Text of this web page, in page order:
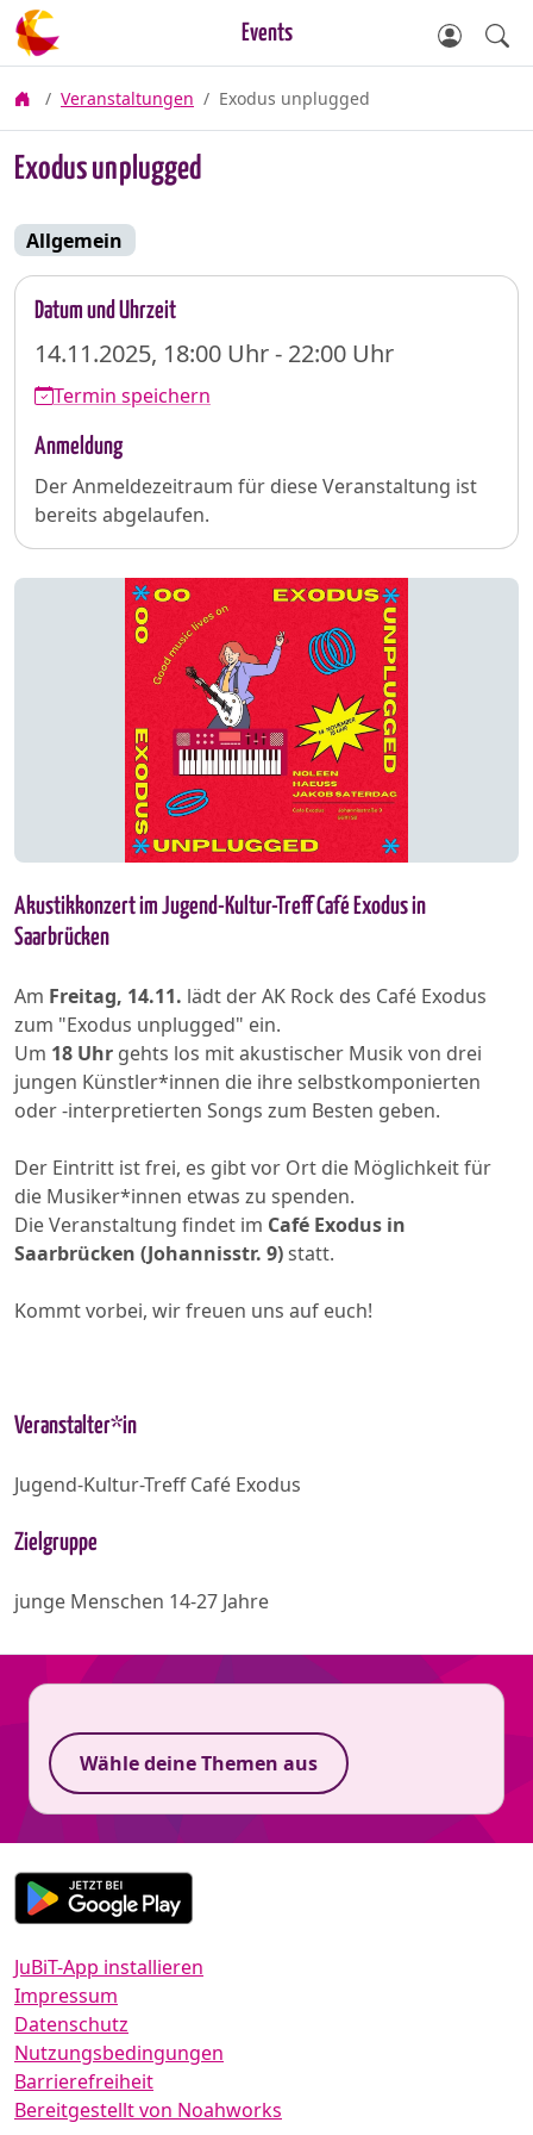
Events
Veranstaltungen Exodus unplugged
Exodus unplugged
Allgemein
Datum und Uhrzeit
14.11.2025, 18:00 Uhr - 22:00 Uhr
Termin speichern
Anmeldung
Der Anmeldezeitraum für diese Veranstaltung ist
bereits abgelaufen.
Akustikkonzert im Jugend-Kultur-Treff Café Exodus in
Saarbrücken
Am Freitag, 14.11. lädt der AK Rock des Café Exodus
zum "Exodus unplugged" ein.
Um 18 Uhr gehts los mit akustischer Musik von drei
jungen Künstler*innen die ihre selbstkomponierten
oder -interpretierten Songs zum Besten geben.
Der Eintritt ist frei, es gibt vor Ort die Möglichkeit für
die Musiker*innen etwas zu spenden.
Die Veranstaltung findet im Café Exodus in
Saarbrücken (Johannisstr. 9)statt.
Kommt vorbei, wir freuen uns auf euch!
Veranstalter*in
Jugend-Kultur-Treff Café Exodus
Zielgruppe
junge Menschen 14-27 Jahre
Wähle deine Themen aus
JuBiT-App installieren
Impressum
Datenschutz
Nutzungsbedingungen
Barrierefreiheit
Bereitgestellt von Noahworks